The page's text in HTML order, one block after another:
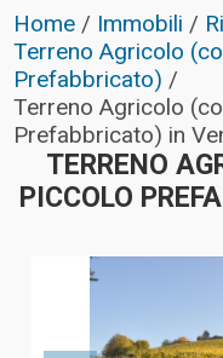
Home / Immobili /
Terreno Agricolo
Prefabbricato) /
Terreno Agricolo
Prefabbricato) in
TERRENO
PICCOLO